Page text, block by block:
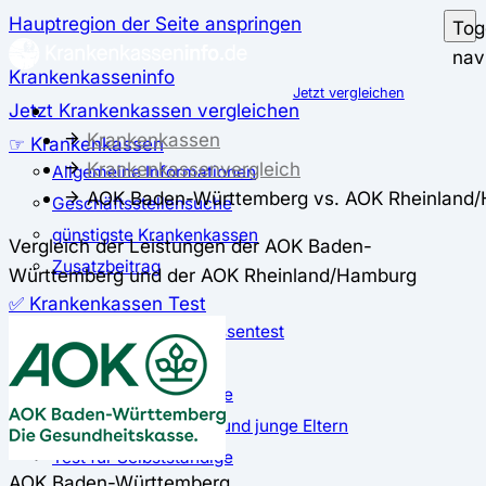
Hauptregion der Seite anspringen
Krankenkasseninfo
Jetzt Krankenkassen vergleichen
☞ Krankenkassen
Allgemeine Informationen
Geschäftsstellensuche
günstigste Krankenkassen
Zusatzbeitrag
✅ Krankenkassen Test
Der große Krankenkassentest
Test für Studierende
Test für Auszubildende
Test für Schwangere und junge Eltern
Test für Selbstständige
Jetzt vergleichen
Krankenkassen
Krankenkassenvergleich
AOK Baden-Württemberg vs. AOK
Vergleich der Leistungen der AOK Baden-
Württemberg und der AOK Rheinland/Hamburg